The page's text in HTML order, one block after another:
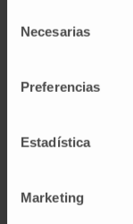
Necesarias
Preferencias
Estadística
Marketing